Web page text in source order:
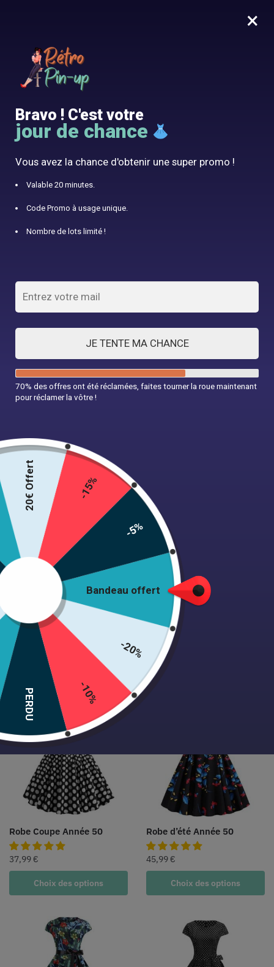
0
10% offert avec le code RÉTRO10
Accueil / Robe Vintage
Robe Vintage
AFFICHER LES FILTRES
Affichage de 81–120 sur 250 résultats
Robe Champêtre Année 50 Robe Chic Année 50
Robe Cintré Années 50
34,99 €
Choix des options
Robe Cintrée Années 60
Femme
39,99 €
Robe Coupe Année 50
37,99 €
Choix des options
Robe d’été Année 50
45,99 €
Choix des options
×
Bravo ! C'est votre
jour de chance
Vous avez la chance d'obtenir une super promo !
Valable 20 minutes.
Code Promo à usage unique.
Nombre de lots limité !
JE TENTE MA CHANCE
70% des offres ont été réclamées, faites tourner la roue maintenant
pour réclamer la vôtre !
Bandeau offert
-20%
-10%
PERDU
20€ Offert -15%
-5%